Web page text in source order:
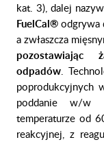
kat. 3), dalej
FuelCal®odgrywa
a zwłaszcza
pozostawiając
odpadów.
poprodukcyjnych
poddanie w/w
temperaturze od
reakcyjnej, z